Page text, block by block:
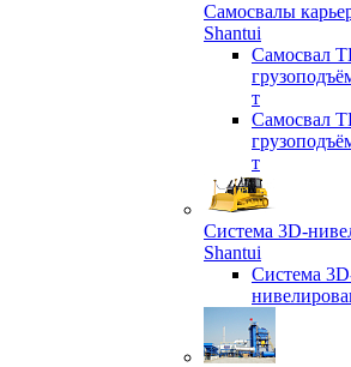
Самосвалы
Shantui
Самосвал
т
Самосвал
т
Система 3D-
Shantui
Система